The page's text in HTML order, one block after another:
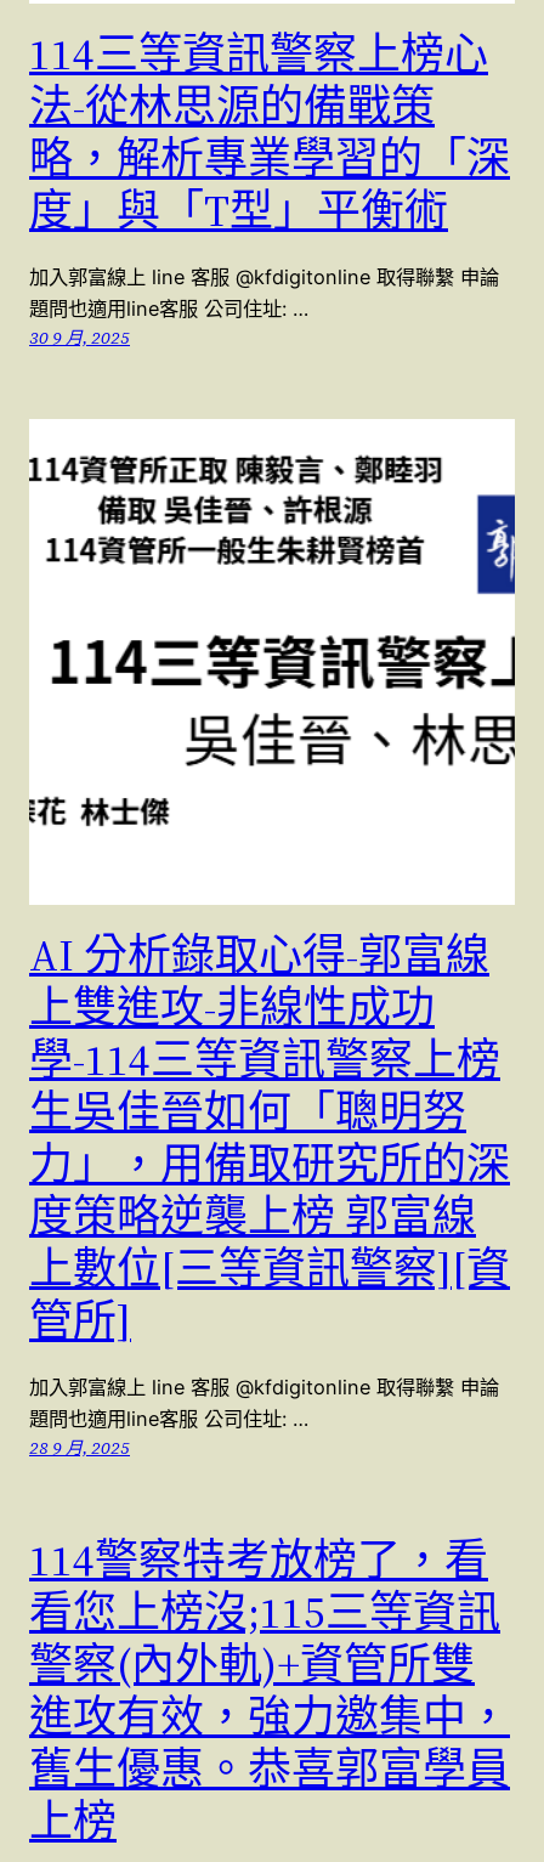
114三等資訊警察上榜心
法-從林思源的備戰策
略，解析專業學習的「深
度」與「T型」平衡術
加入郭富線上 line 客服 @kfdigitonline 取得聯繫 申論
題問也適用line客服 公司住址: …
30 9 月, 2025
AI 分析錄取心得-郭富線
上雙進攻-非線性成功
學-114三等資訊警察上榜
生吳佳晉如何「聰明努
力」，用備取研究所的深
度策略逆襲上榜 郭富線
上數位[三等資訊警察][資
管所]
加入郭富線上 line 客服 @kfdigitonline 取得聯繫 申論
題問也適用line客服 公司住址: …
28 9 月, 2025
114警察特考放榜了，看
看您上榜沒;115三等資訊
警察(內外軌)+資管所雙
進攻有效，強力邀集中，
舊生優惠。恭喜郭富學員
上榜